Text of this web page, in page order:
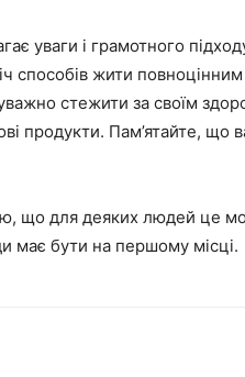
уваги і грамотного
способів жити
стежити за своїм
продукти. Пам’ятайте, що
що для деяких людей це
має бути на першому місці.